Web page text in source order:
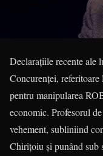
Declarațiile recente
Concurenței,
pentru manipularea
economic. Profesorul
vehement, subliniind
Chirițoiu și punând sub